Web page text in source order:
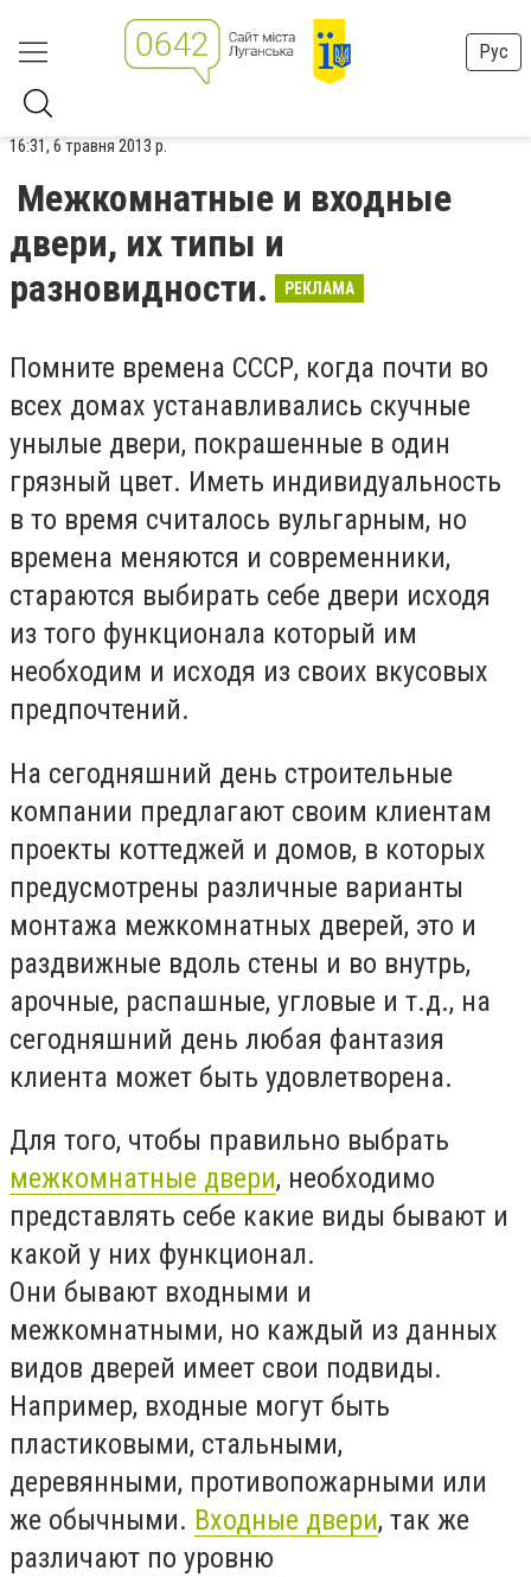
Рус
16:31, 6 травня 2013 р.
Межкомнатные и входные
двери, их типы и
разновидности.
РЕКЛАМА
Помните времена СССР, когда почти во
всех домах устанавливались скучные
унылые двери, покрашенные в один
грязный цвет. Иметь индивидуальность
в то время считалось вульгарным, но
времена меняются и современники,
стараются выбирать себе двери исходя
из того функционала который им
необходим и исходя из своих вкусовых
предпочтений.
На сегодняшний день строительные
компании предлагают своим клиентам
проекты коттеджей и домов, в которых
предусмотрены различные варианты
монтажа межкомнатных дверей, это и
раздвижные вдоль стены и во внутрь,
арочные, распашные, угловые и т.д., на
сегодняшний день любая фантазия
клиента может быть удовлетворена.
Для того, чтобы правильно выбрать
межкомнатные двери, необходимо
представлять себе какие виды бывают и
какой у них функционал.
Они бывают входными и
межкомнатными, но каждый из данных
видов дверей имеет свои подвиды.
Например, входные могут быть
пластиковыми, стальными,
деревянными, противопожарными или
же обычными. Входные двери, так же
различают по уровню